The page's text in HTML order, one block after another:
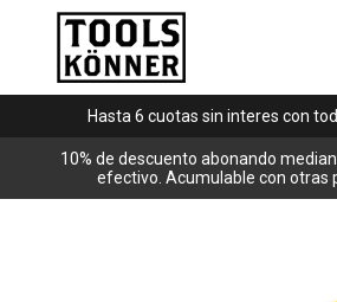
Hasta 6 cuotas sin interes con
10% de descuento abonando
efectivo. Acumulable con otras